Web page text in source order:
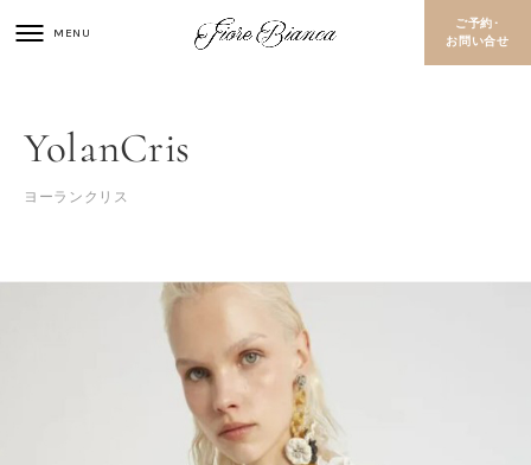
ご予約･
お問い合せ
YolanCris
ヨーランクリス